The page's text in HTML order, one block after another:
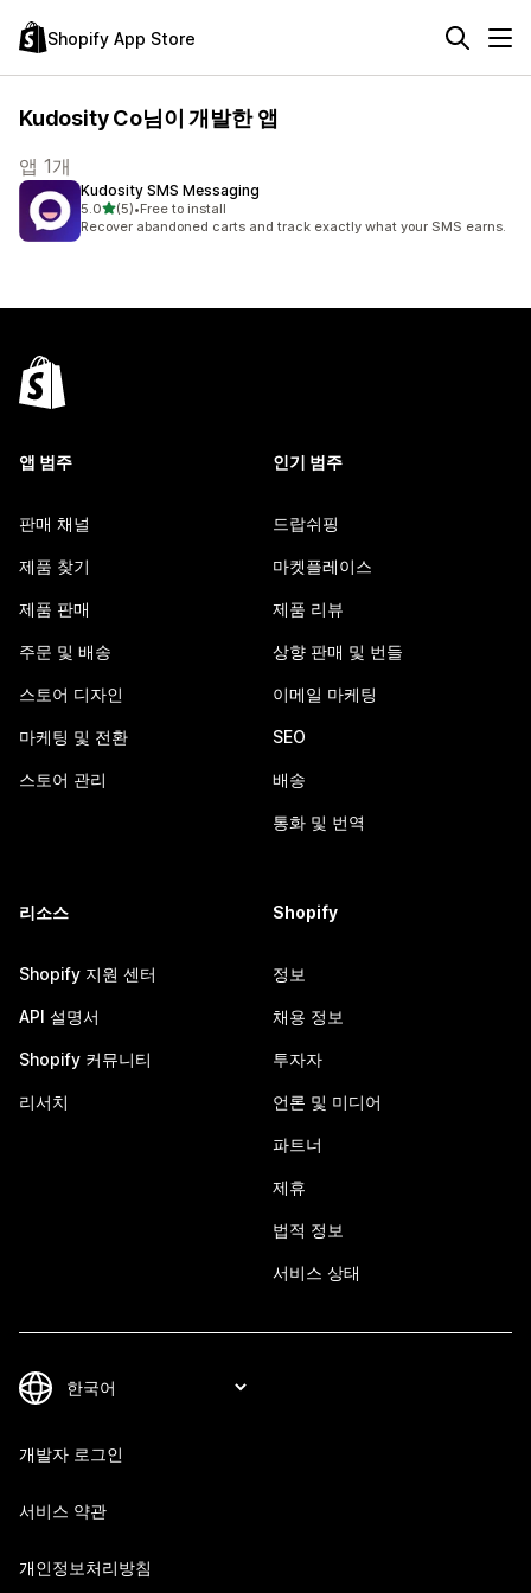
Shopify App Store
Kudosity Co님이 개발한 앱
앱 1개
Kudosity SMS Messaging
5.0별 5개 중
(5)
총 리뷰 5개
•Free to install
Recover abandoned carts and track exactly what your SMS earns.
앱 범주
판매 채널
제품 찾기
제품 판매
주문 및 배송
스토어 디자인
마케팅 및 전환
스토어 관리
인기 범주
드랍쉬핑
마켓플레이스
제품 리뷰
상향 판매 및 번들
이메일 마케팅
SEO
배송
통화 및 번역
리소스
Shopify 지원 센터
API 설명서
Shopify 커뮤니티
리서치
Shopify
정보
채용 정보
투자자
언론 및 미디어
파트너
제휴
법적 정보
서비스 상태
개발자 로그인
서비스 약관
개인정보처리방침